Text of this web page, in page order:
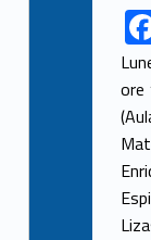
Link identifier share facebook
ore